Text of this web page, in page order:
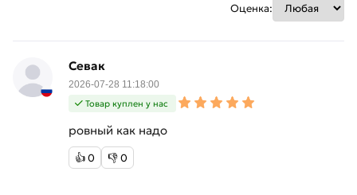
Оценка:
Севак
2026-07-28 11:18:00
Товар куплен у нас
ровный как надо
👍0 👎0